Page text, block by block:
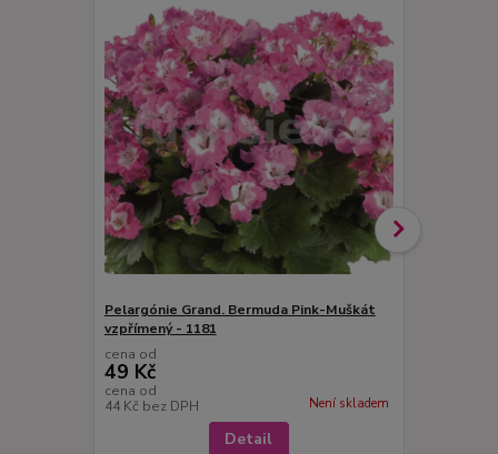
Pelargónie Grand. Bermuda Pink-Muškát
vzpřímený - 1181
cena od
49 Kč
cena od
44 Kč bez DPH Není skladem
Detail